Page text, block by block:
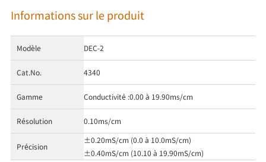
Informations sur le produit
Modèle DEC-2
Cat.No. 4340
Gamme Conductivité :0.00 à 19.90ms/cm
Résolution 0.10ms/cm
Précision
±0.20mS/cm (0.0 à 10.0mS/cm)
±0.40mS/cm (10.10 à 19.90mS/cm)